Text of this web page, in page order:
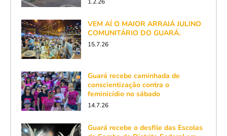
VEM AÍ O MAIOR ARRAIÁ JULINO
COMUNITÁRIO DO GUARÁ.
15.7.26
Guará recebe caminhada de
conscientização contra o
feminicídio no sábado
14.7.26
Guará recebe o desfile das Escolas